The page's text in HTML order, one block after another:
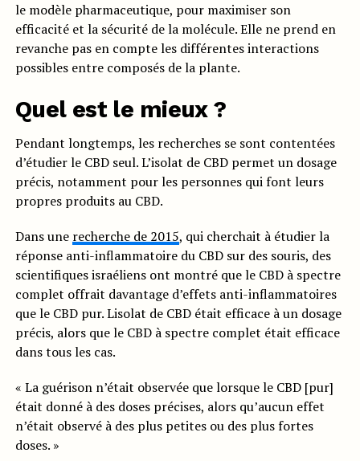
le modèle pharmaceutique, pour maximiser son
efficacité et la sécurité de la molécule. Elle ne prend en
revanche pas en compte les différentes interactions
possibles entre composés de la plante.
Quel est le mieux ?
Pendant longtemps, les recherches se sont contentées
d’étudier le CBD seul. L’isolat de CBD permet un dosage
précis, notamment pour les personnes qui font leurs
propres produits au CBD.
Dans une recherche de 2015, qui cherchait à étudier la
réponse anti-inflammatoire du CBD sur des souris, des
scientifiques israéliens ont montré que le CBD à spectre
complet offrait davantage d’effets anti-inflammatoires
que le CBD pur. Lisolat de CBD était efficace à un dosage
précis, alors que le CBD à spectre complet était efficace
dans tous les cas.
« La guérison n’était observée que lorsque le CBD [pur]
était donné à des doses précises, alors qu’aucun effet
n’était observé à des plus petites ou des plus fortes
doses. »